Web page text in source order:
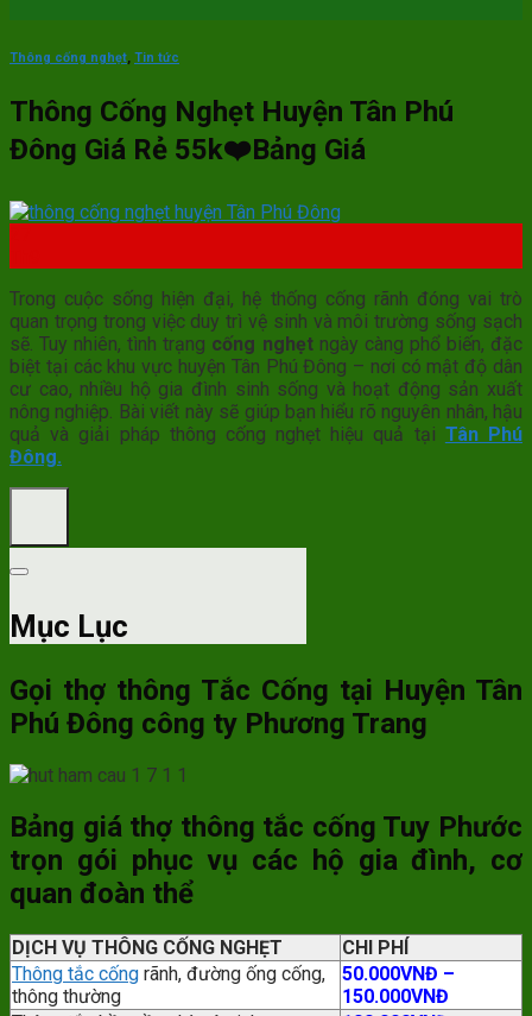
Thông cống nghẹt, Tin tức
Thông Cống Nghẹt Huyện Tân Phú
Đông Giá Rẻ 55k❤️Bảng Giá
Trong cuộc sống hiện đại, hệ thống cống rãnh đóng vai trò
quan trọng trong việc duy trì vệ sinh và môi trường sống sạch
sẽ. Tuy nhiên, tình trạng cống nghẹtngày càng phổ biến, đặc
biệt tại các khu vực huyện Tân Phú Đông – nơi có mật độ dân
cư cao, nhiều hộ gia đình sinh sống và hoạt động sản xuất
nông nghiệp. Bài viết này sẽ giúp bạn hiểu rõ nguyên nhân, hậu
quả và giải pháp thông cống nghẹt hiệu quả tại Tân Phú
Đông.
Mục Lục
Gọi thợ thông Tắc Cống tại Huyện Tân
Phú Đông công ty Phương Trang
Bảng giá thợ thông tắc cống Tuy Phước
trọn gói phục vụ các hộ gia đình, cơ
quan đoàn thể
DỊCH VỤ THÔNG CỐNG NGHẸT
CHI PHÍ
Thông tắc cống rãnh, đường ống cống,
thông thường
50.000VNĐ –
150.000VNĐ